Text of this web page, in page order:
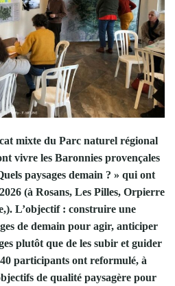
mixte du Parc naturel régional
vivre les Baronnies provençales
paysages demain ? » qui ont
(à Rosans, Les Pilles, Orpierre
L’objectif : construire une
de demain pour agir, anticiper
plutôt que de les subir et guider
participants ont reformulé, à
de qualité paysagère pour